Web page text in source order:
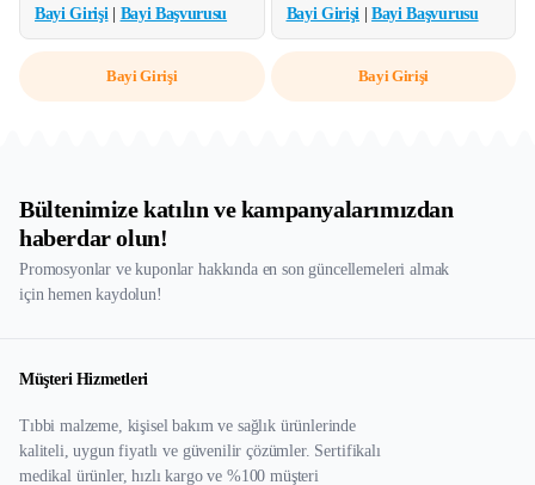
Bayi Girişi
Bayi Başvurusu
Bayi Girişi
Bayi Girişi
|Bayi Başvurusu
Bayi Girişi
Bültenimize katılın ve kampanyalarımızdan
haberdar olun!
Promosyonlar ve kuponlar hakkında en son güncellemeleri almak
için hemen kaydolun!
Müşteri Hizmetleri
Tıbbi malzeme, kişisel bakım ve sağlık ürünlerinde
kaliteli, uygun fiyatlı ve güvenilir çözümler. Sertifikalı
medikal ürünler, hızlı kargo ve %100 müşteri